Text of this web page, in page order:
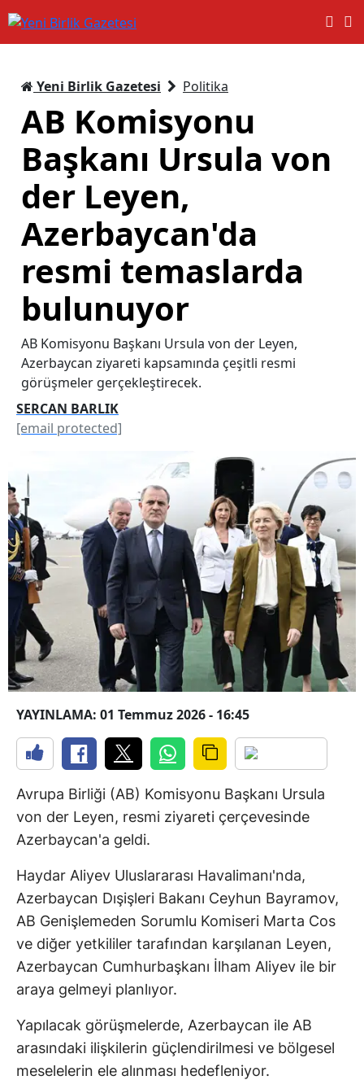
Yeni Birlik Gazetesi Politika
AB Komisyonu
Başkanı Ursula von
der Leyen,
Azerbaycan'da
resmi temaslarda
bulunuyor
AB Komisyonu Başkanı Ursula von der Leyen,
Azerbaycan ziyareti kapsamında çeşitli resmi
görüşmeler gerçekleştirecek.
SERCAN BARLIK
[email protected]
YAYINLAMA: 01 Temmuz 2026 - 16:45
Avrupa Birliği (AB) Komisyonu Başkanı Ursula
von der Leyen, resmi ziyareti çerçevesinde
Azerbaycan'a geldi.
Haydar Aliyev Uluslararası Havalimanı'nda,
Azerbaycan Dışişleri Bakanı Ceyhun Bayramov,
AB Genişlemeden Sorumlu Komiseri Marta Cos
ve diğer yetkililer tarafından karşılanan Leyen,
Azerbaycan Cumhurbaşkanı İlham Aliyev ile bir
araya gelmeyi planlıyor.
Yapılacak görüşmelerde, Azerbaycan ile AB
arasındaki ilişkilerin güçlendirilmesi ve bölgesel
meselelerin ele alınması hedefleniyor.